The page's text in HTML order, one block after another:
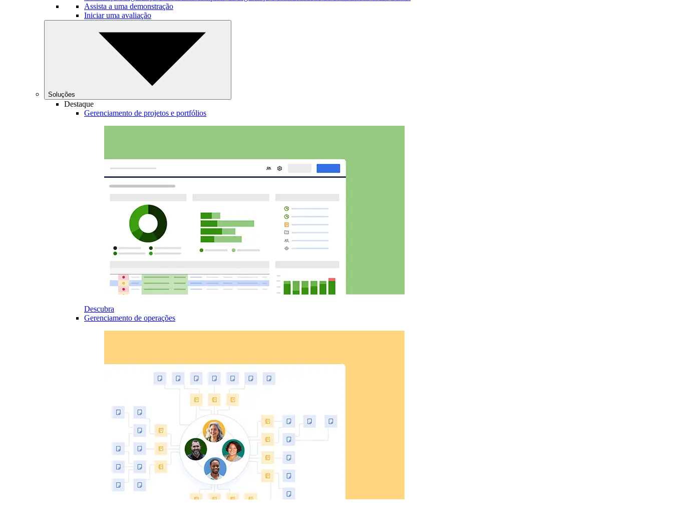
Assista a uma demonstração
Iniciar uma avaliação
Soluções
Destaque
Gerenciamento de projetos e portfólios
Descubra
Gerenciamento de operações